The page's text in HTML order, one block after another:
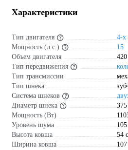
Характеристики
Тип двигателя
4-х
Мощность (л.с.)
15
Объем двигателя
420
Тип передвижения
Тип трансмиссии
Тип шнека
Система шнеков
Диаметр шнека
Мощность (Вт)
Уровень шума
Высота ковша
54
Ширина ковша